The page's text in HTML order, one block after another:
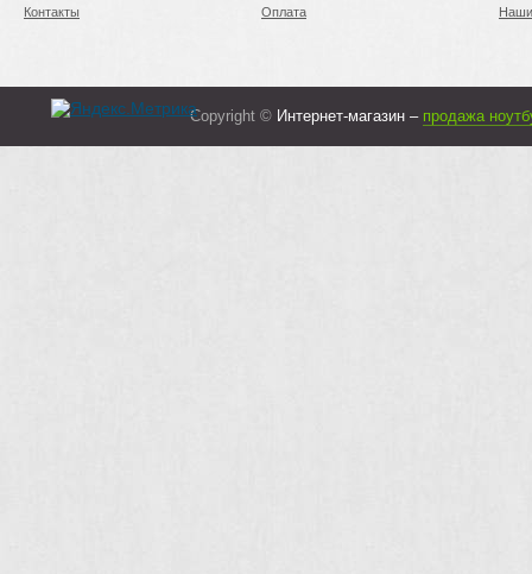
Контакты
Оплата
Copyright © Интернет-магазин – продажа